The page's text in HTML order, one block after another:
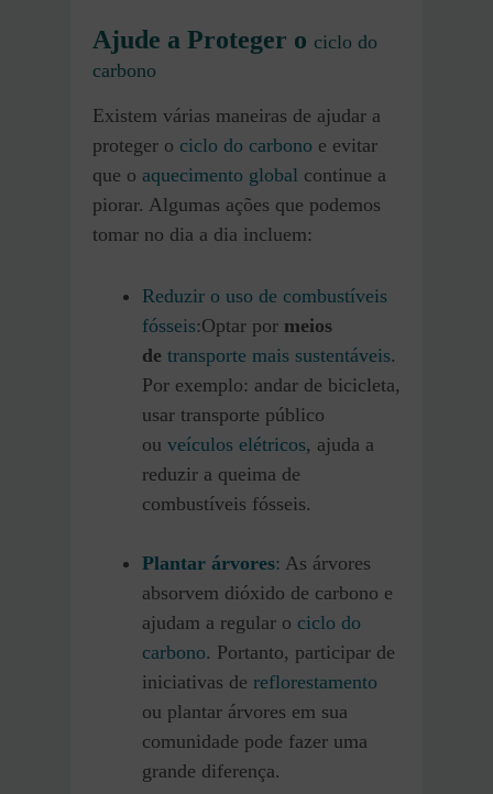
Ajude a Proteger o ciclo do
carbono
Existem várias maneiras de ajudar a
proteger o ciclo do carbono e evitar
que o aquecimento global continue a
piorar. Algumas ações que podemos
tomar no dia a dia incluem:
Reduzir o uso de combustíveis
fósseis:Optar por meios
de transporte mais sustentáveis.
Por exemplo: andar de bicicleta,
usar transporte público
ou veículos elétricos, ajuda a
reduzir a queima de
combustíveis fósseis.
Plantar árvores: As árvores
absorvem dióxido de carbono e
ajudam a regular o ciclo do
carbono. Portanto, participar de
iniciativas de reflorestamento
ou plantar árvores em sua
comunidade pode fazer uma
grande diferença.